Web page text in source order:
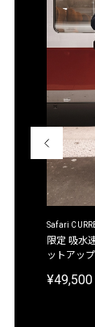
Safari
限定 吸水
ットアップ
¥49,500